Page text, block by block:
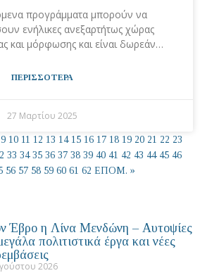
προγράμματα μπορούν να
ενήλικες ανεξαρτήτως χώρας
και μόρφωσης και είναι δωρεάν…
ΠΕΡΙΣΣΟΤΕΡΑ
27 Μαρτίου 2025
9 10 11 12 13 14 15 16 17 18 19 20 21 22 23
33 34 35 36 37 38 39 40 41 42 43 44 45 46
56 57 58 59 60 61 62 ΕΠΟΜ. »
Έβρο η Λίνα Μενδώνη – Αυτοψίες
πολιτιστικά έργα και νέες
2026